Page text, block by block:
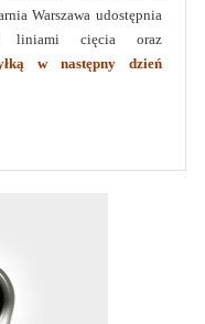
Warszawa udostępnia
liniami cięcia oraz
w następny dzień